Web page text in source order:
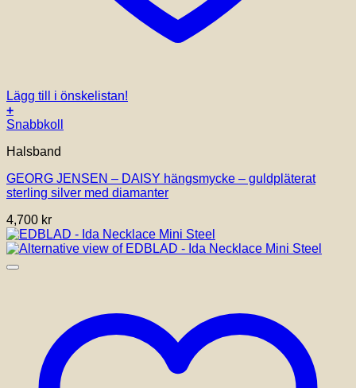
Lägg till i önskelistan!
+
Snabbkoll
Halsband
GEORG JENSEN – DAISY hängsmycke – guldpläterat
sterling silver med diamanter
4,700 kr